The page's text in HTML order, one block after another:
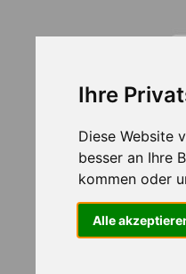
Ihre
Diese Website
besser an Ihre
kommen oder
Alle